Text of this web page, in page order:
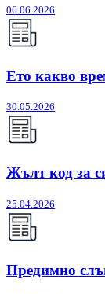
06.06.2026
Ето какво
30.05.2026
Жълт код за
25.04.2026
Предимно